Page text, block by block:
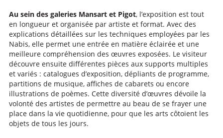
Au sein des galeries Mansart et Pigot, l’exposition est tout
en longueur et organisée par artiste et format. Avec des
explications détaillées sur les techniques employées par les
Nabis, elle permet une entrée en matière éclairée et une
meilleure compréhension des œuvres exposées. Le visiteur
découvre ensuite différentes pièces aux supports multiples
et variés : catalogues d’exposition, dépliants de programme,
partitions de musique, affiches de cabarets ou encore
illustrations de poèmes. Cette diversité d’œuvres dévoile la
volonté des artistes de permettre au beau de se frayer une
place dans la vie quotidienne, pour que les arts côtoient les
objets de tous les jours.